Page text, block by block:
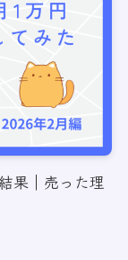
果｜売った理